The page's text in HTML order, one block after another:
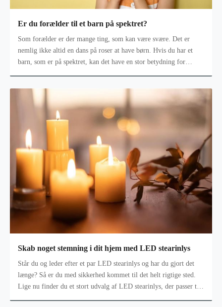
Er du forælder til et barn på spektret?
Som forælder er der mange ting, som kan være svære. Det er
nemlig ikke altid en dans på roser at have børn. Hvis du har et
barn, som er på spektret, kan det have en stor betydning for
Skab noget stemning i dit hjem med LED stearinlys
Står du og leder efter et par LED stearinlys og har du gjort det
længe? Så er du med sikkerhed kommet til det helt rigtige sted.
Lige nu finder du et stort udvalg af LED stearinlys, der passer til